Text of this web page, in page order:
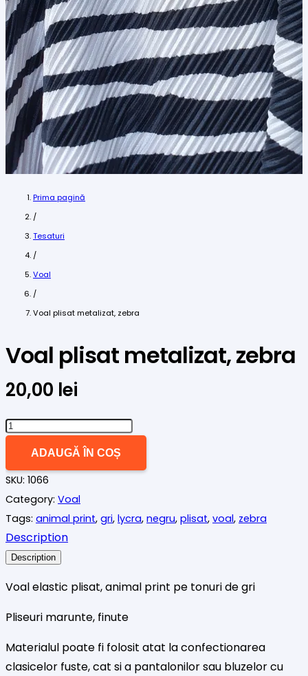
Prima pagină
/
Tesaturi
/
Voal
/
Voal plisat metalizat, zebra
Voal plisat metalizat, zebra
20,00 lei
Cantitate
metalizat,
zebra
ADAUGĂ ÎN COȘ
SKU: 1066
Category: Voal
Tags: animal print, gri, lycra, negru, plisat, voal, zebra
Description
Description
Voal elastic plisat, animal print pe tonuri de gri
Pliseuri marunte, finute
Materialul poate fi folosit atat la confectionarea
clasicelor fuste, cat si a pantalonilor sau bluzelor cu